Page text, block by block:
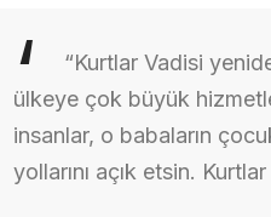
“Kurtlar Vadisi
ülkeye çok büyük
insanlar, o babaların
yollarını açık etsin.